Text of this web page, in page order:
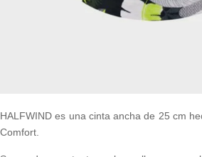
HALFWIND es una cinta ancha de 25 cm
Comfort.